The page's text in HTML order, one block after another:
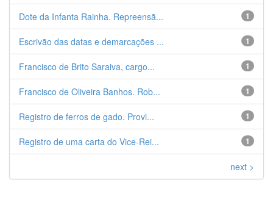
1
Dote da Infanta Rainha. Repreensã...
1
Escrivão das datas e demarcações ...
1
Francisco de Brito Saraiva, cargo...
1
Francisco de Oliveira Banhos. Rob...
1
Registro de ferros de gado. Provi...
1
Registro de uma carta do Vice-Rei...
next >